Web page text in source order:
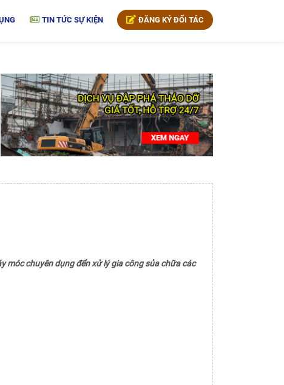
TIN TỨC SỰ KIỆN ĐĂNG KÝ ĐỐI TÁC
móc chuyên dụng đển xử lý gia công sủa chữa các